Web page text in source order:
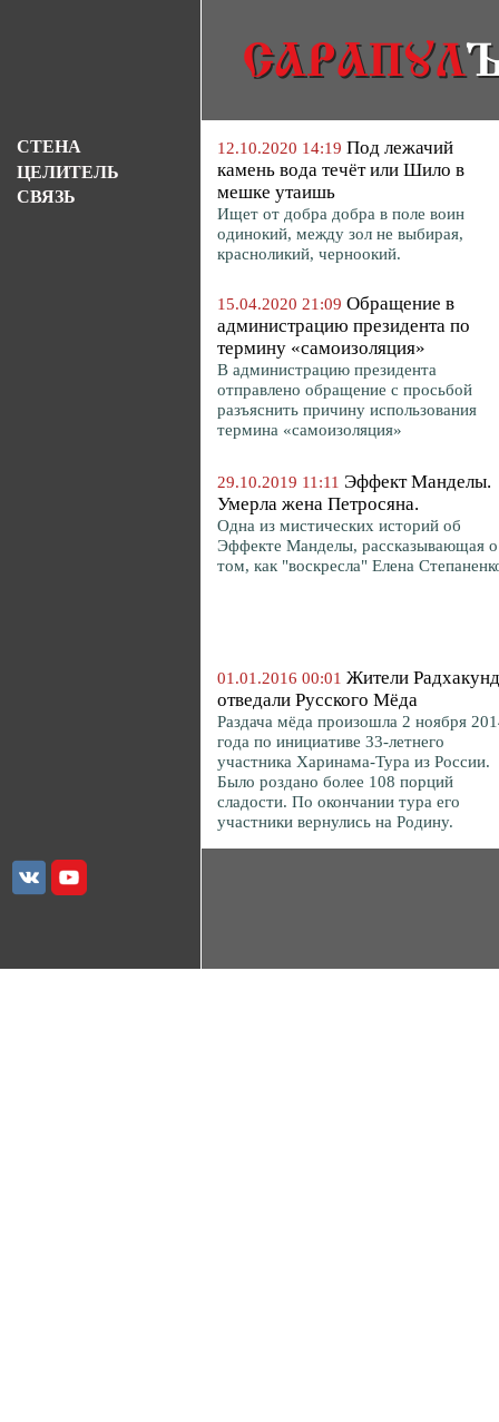
СТЕНА
ЦЕЛИТЕЛЬ
СВЯЗЬ
12.10.2020 14:19 Под лежачий
камень вода течёт или Шило в
мешке утаишь
Ищет от добра добра в поле воин
одинокий, между зол не выбирая,
красноликий, черноокий.
15.04.2020 21:09 Обращение в
администрацию президента по
термину «самоизоляция»
В администрацию президента
отправлено обращение с просьбой
разъяснить причину использования
термина «самоизоляция»
29.10.2019 11:11 Эффект Манделы.
Умерла жена Петросяна.
Одна из мистических историй об
Эффекте Манделы, рассказывающая о
том, как "воскресла" Елена
01.01.2016 00:01 Жители
отведали Русского Мёда
Раздача мёда произошла 2 ноября
года по инициативе 33-летнего
участника Харинама-Тура из России.
Было роздано более 108 порций
сладости. По окончании тура его
участники вернулись на Родину.